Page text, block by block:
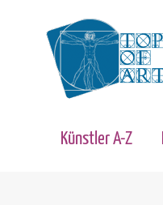
Künstler A-Z